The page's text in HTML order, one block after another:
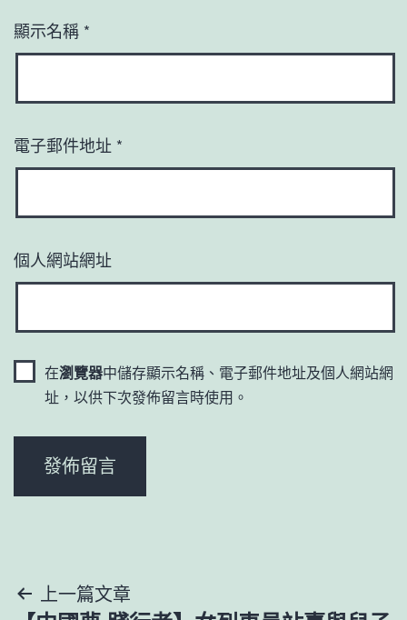
顯示名稱 *
電子郵件地址 *
個人網站網址
在瀏覽器中儲存顯示名稱、電子郵件地址及個人網站網
址，以供下次發佈留言時使用。
文上一篇文章